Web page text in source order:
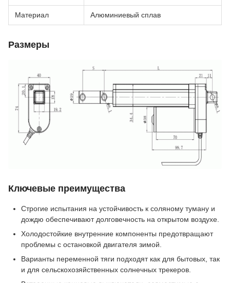
Материал Алюминиевый сплав
Размеры
Ключевые преимущества
Строгие испытания на устойчивость к соляному туману и
дождю обеспечивают долговечность на открытом воздухе.
Холодостойкие внутренние компоненты предотвращают
проблемы с остановкой двигателя зимой.
Варианты переменной тяги подходят как для бытовых, так
и для сельскохозяйственных солнечных трекеров.